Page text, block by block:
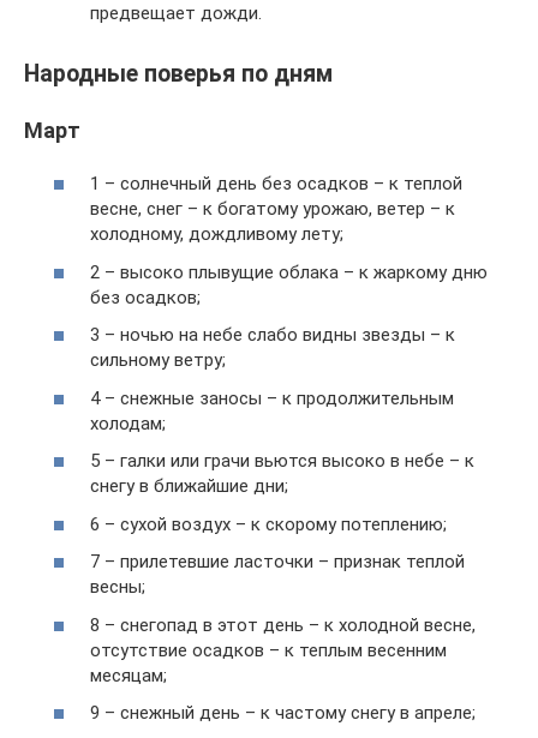
предвещает дожди.
Народные поверья по дням
Март
1 – солнечный день без осадков – к теплой
весне, снег – к богатому урожаю, ветер – к
холодному, дождливому лету;
2 – высоко плывущие облака – к жаркому дню
без осадков;
3 – ночью на небе слабо видны звезды – к
сильному ветру;
4 – снежные заносы – к продолжительным
холодам;
5 – галки или грачи вьются высоко в небе – к
снегу в ближайшие дни;
6 – сухой воздух – к скорому потеплению;
7 – прилетевшие ласточки – признак теплой
весны;
8 – снегопад в этот день – к холодной весне,
отсутствие осадков – к теплым весенним
месяцам;
9 – снежный день – к частому снегу в апреле;